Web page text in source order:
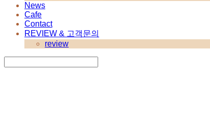
News
Cafe
Contact
REVIEW & 고객문의
review